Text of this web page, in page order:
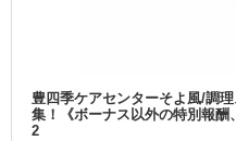
豊四季ケアセンターそよ風/調
集！《ボーナス以外の特別報酬
2